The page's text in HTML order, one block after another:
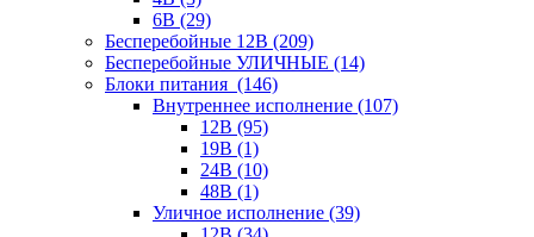
6В (29)
Бесперебойные 12В (209)
Бесперебойные УЛИЧНЫЕ (14)
Блоки питания (146)
Внутреннее исполнение (107)
12В (95)
19В (1)
24В (10)
48В (1)
Уличное исполнение (39)